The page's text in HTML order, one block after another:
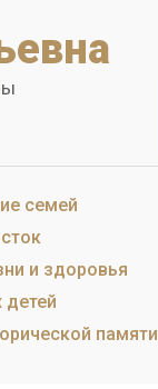
семей
и здоровья
детей
памяти